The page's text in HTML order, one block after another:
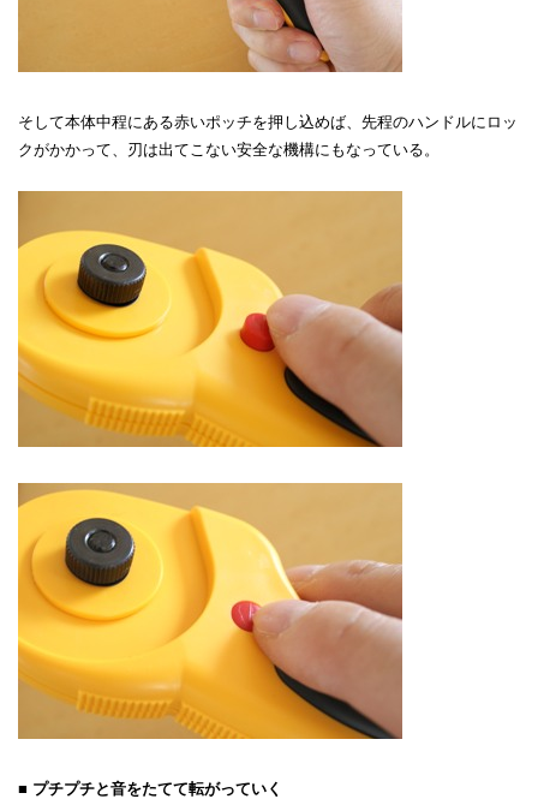
そして本体中程にある赤いポッチを押し込めば、先程のハンドルにロッ
クがかかって、刃は出てこない安全な機構にもなっている。
■ プチプチと音をたてて転がっていく